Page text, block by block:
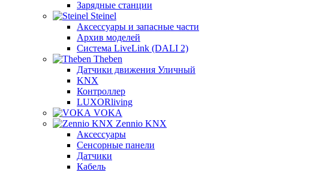
Зарядные станции
Steinel
Аксессуары и запасные части
Архив моделей
Система LiveLink (DALI 2)
Theben
Датчики движения Уличный
KNX
Контроллер
LUXORliving
VOKA
Zennio KNX
Аксессуары
Сенсорные панели
Датчики
Кабель